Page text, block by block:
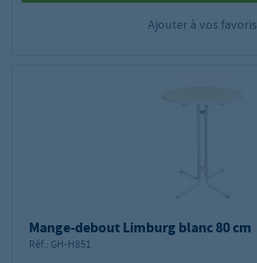
Ajouter à vos favoris
Mange-debout Limburg blanc 80 cm
Réf.: GH-H851